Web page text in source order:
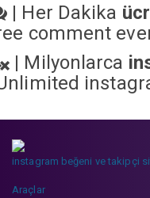
| Her Dakika
comment
| Milyonlarca
instagram beğeni ve takipçi
Araçlar